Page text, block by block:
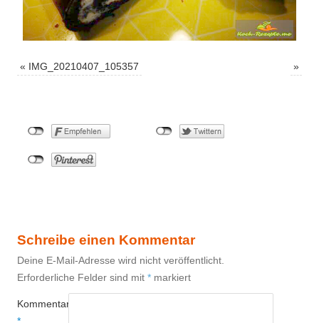
« IMG_20210407_105357 »
Schreibe einen Kommentar
Deine E-Mail-Adresse wird nicht veröffentlicht.
Erforderliche Felder sind mit * markiert
Kommentar